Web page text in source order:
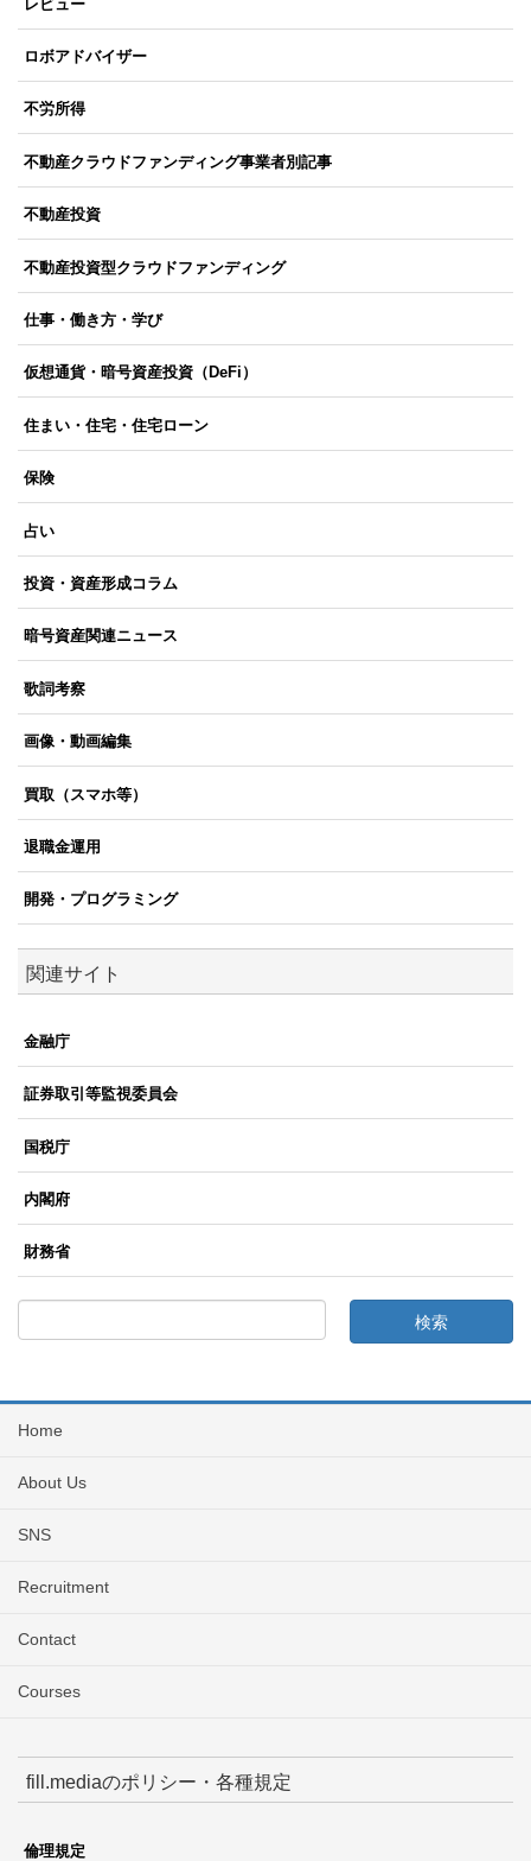
レビュー
ロボアドバイザー
不労所得
不動産クラウドファンディング事業者別記事
不動産投資
不動産投資型クラウドファンディング
仕事・働き方・学び
仮想通貨・暗号資産投資（DeFi）
住まい・住宅・住宅ローン
保険
占い
投資・資産形成コラム
暗号資産関連ニュース
歌詞考察
画像・動画編集
買取（スマホ等）
退職金運用
開発・プログラミング
関連サイト
金融庁
証券取引等監視委員会
国税庁
内閣府
財務省
Home
About Us
SNS
Recruitment
Contact
Courses
fill.mediaのポリシー・各種規定
倫理規定